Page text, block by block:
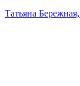
Татьяна